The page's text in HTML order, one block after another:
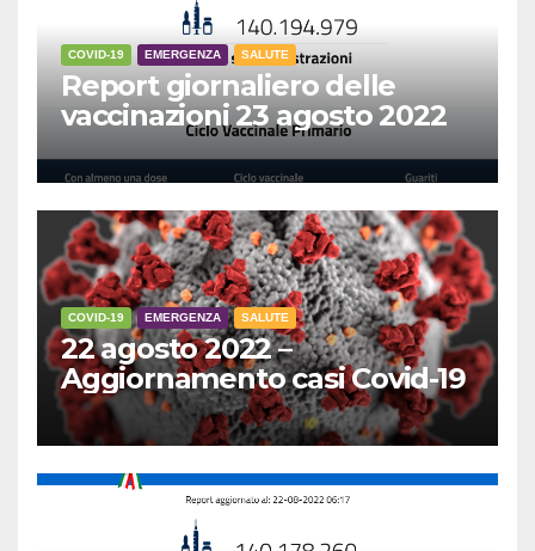
COVID-19 EMERGENZA SALUTE
Report giornaliero delle
vaccinazioni 23 agosto 2022
COVID-19 EMERGENZA SALUTE
22 agosto 2022 –
Aggiornamento casi Covid-19